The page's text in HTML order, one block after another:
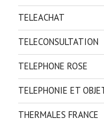
TELEACHAT
TELECONSULTATION
TELEPHONE ROSE
TELEPHONIE ET
THERMALES FRANCE